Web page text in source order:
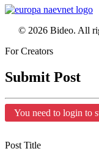
© 2026 Bideo. All
For Creators
Submit Post
You need to login to
Post Title